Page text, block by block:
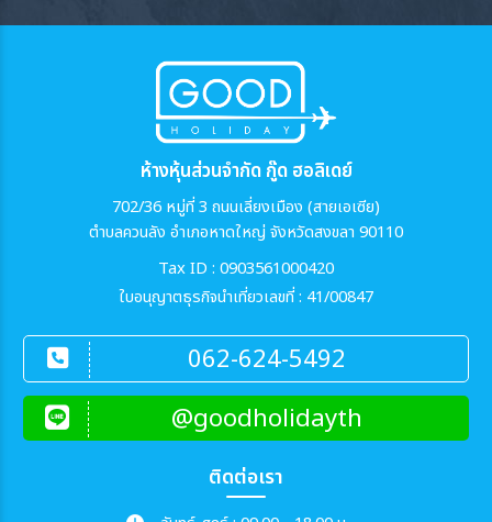
ห้างหุ้นส่วนจำกัด กู๊ด ฮอลิเดย์
702/36 หมู่ที่ 3 ถนนเลี่ยงเมือง (สายเอเซีย)
ตำบลควนลัง อำเภอหาดใหญ่ จังหวัดสงขลา 90110
Tax ID : 0903561000420
ใบอนุญาตธุรกิจนำเที่ยวเลขที่ : 41/00847
062-624-5492
@goodholidayth
ติดต่อเรา